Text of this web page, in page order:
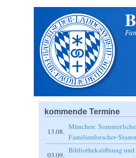
kommende Termine
13.08.
München:
Familienforscher-
03.09.
Bibliotheksöffnung und